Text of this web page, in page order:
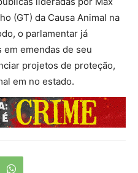
(GT) da Causa Animal na
o parlamentar já
emendas de seu
projetos de proteção,
em no estado.